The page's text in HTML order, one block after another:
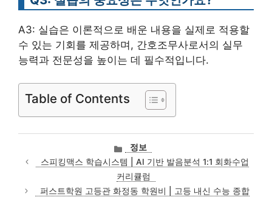
A3: 실습은 이론적으로 배운 내용을 실제로 적용할
수 있는 기회를 제공하며, 간호조무사로서의 실무
능력과 전문성을 높이는 데 필수적입니다.
Table of Contents
카
테
고
리
정보
스피킹맥스 학습시스템 | AI 기반 발음분석 1:1 회화수업
커리큘럼
퍼스트학원 고등관 화정동 학원비 | 고등 내신 수능 종합